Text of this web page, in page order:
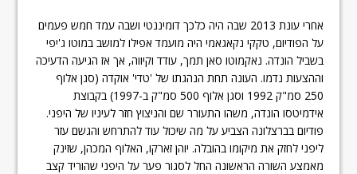
אחרי עונת 2013 שבה היה כלכך דומיננטי ושבה עמד חמש פעמים
על הפודיום, טקקי נקאגאמי היה מועמד אפילו למושב במוטו ג'יפי
בשביל הונדה. נאקמוטו סאן תמך, עודד וקיווה, אך אז הגיעה הדעיכה
וההצעות נדמו. העונה תחת הנהגתו של 'טדי' אוקדה (סגן אלוף
250 סמ"ק 1992 וסגן אלוף 500 סמ"ק ב-1997) בקבוצת
אידמיטסו הונדה, משהו התעורר שם והניצוץ חזר לעיניו של היפני.
פודיום בברצלונה הצביע על מה שיכול עוד להתרחש והגשם עזר
ליפני לחזק את מיקומו בהובלה. יוהן זארקו, האלוף המכהן, שזינק
מאמצע השורה הראשונה החל לסגור פער על היפני שהוריד קצב